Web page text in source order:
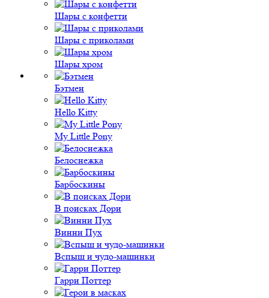
Шары с конфетти
Шары с приколами
Шары хром
Бэтмен
Hello Kitty
My Little Pony
Белоснежка
Барбоскины
В поисках Дори
Винни Пух
Вспыш и чудо-машинки
Гарри Поттер